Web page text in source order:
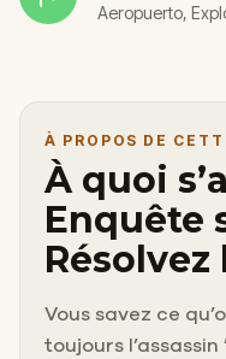
Aeropuerto,
À PROPOS DE
À quoi
Enquête
Résolvez
Vous savez ce
toujours l’assassin